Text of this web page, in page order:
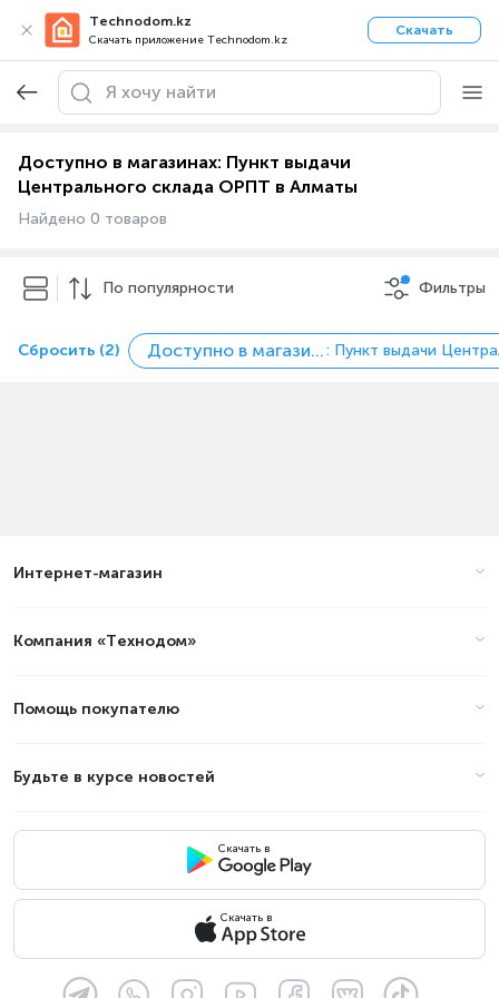
Technodom.kz
Скачать приложение Technodom.kz
Скачать
Доступно в магазинах: Пункт выдачи
Центрального склада ОРПТ в Алматы
Найдено 0 товаров
По популярности Фильтры
Сбросить (2) Доступно в магазинах: Пункт выдачи
Интернет-магазин
Компания «Технодом»
Помощь покупателю
Будьте в курсе новостей
Скачать в
Скачать в